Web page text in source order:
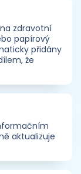
zdravotní
papírový
přidány
že
aktualizuje